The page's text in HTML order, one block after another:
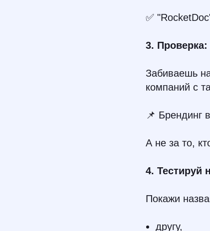
✅
3. Проверка:
Забиваешь
компаний с
📌 Брендинг
А не за то,
4. Тестируй
Покажи
другу,